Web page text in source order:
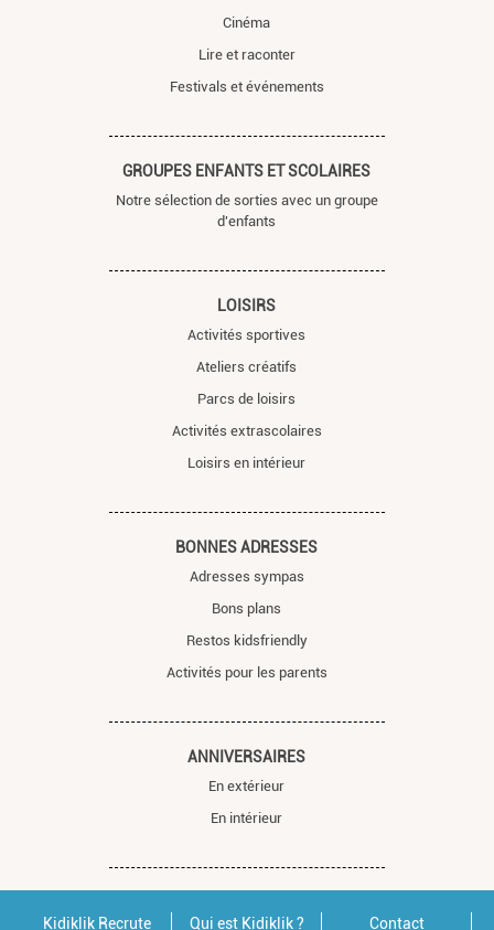
Cinéma
Lire et raconter
Festivals et événements
GROUPES ENFANTS ET SCOLAIRES
Notre sélection de sorties avec un groupe
d'enfants
LOISIRS
Activités sportives
Ateliers créatifs
Parcs de loisirs
Activités extrascolaires
Loisirs en intérieur
BONNES ADRESSES
Adresses sympas
Bons plans
Restos kidsfriendly
Activités pour les parents
ANNIVERSAIRES
En extérieur
En intérieur
Kidiklik Recrute Qui est Kidiklik ? Contact